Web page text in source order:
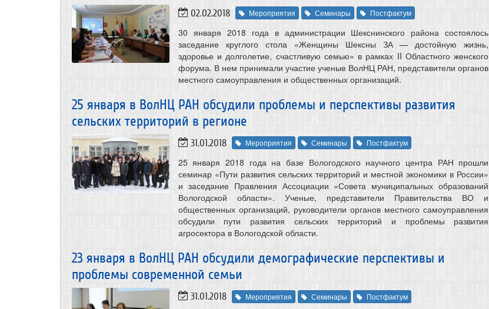
02.02.2018 Мероприятия Семинары Постфактум
30 января 2018 года в администрации Шекснинского района состоялось
заседание круглого стола «Женщины Шексны ЗА — достойную жизнь,
здоровье и долголетие, счастливую семью» в рамках II Областного женского
форума. В нем принимали участие ученые ВолНЦ РАН, представители органов
местного самоуправления и общественных организаций.
25 января в ВолНЦ РАН обсудили проблемы и перспективы развития
сельских территорий в регионе
31.01.2018 Мероприятия Семинары Постфактум
25 января 2018 года на базе Вологодского научного центра РАН прошли
семинар «Пути развития сельских территорий и местной экономики в России»
и заседание Правления Ассоциации «Совета муниципальных образований
Вологодской области». Ученые, представители Правительства ВО и
общественных организаций, руководители органов местного самоуправления
обсудили пути развития сельских территорий и проблемы развития
агросектора в Вологодской области.
23 января в ВолНЦ РАН обсудили демографические перспективы и
проблемы современной семьи
31.01.2018 Мероприятия Семинары Постфактум